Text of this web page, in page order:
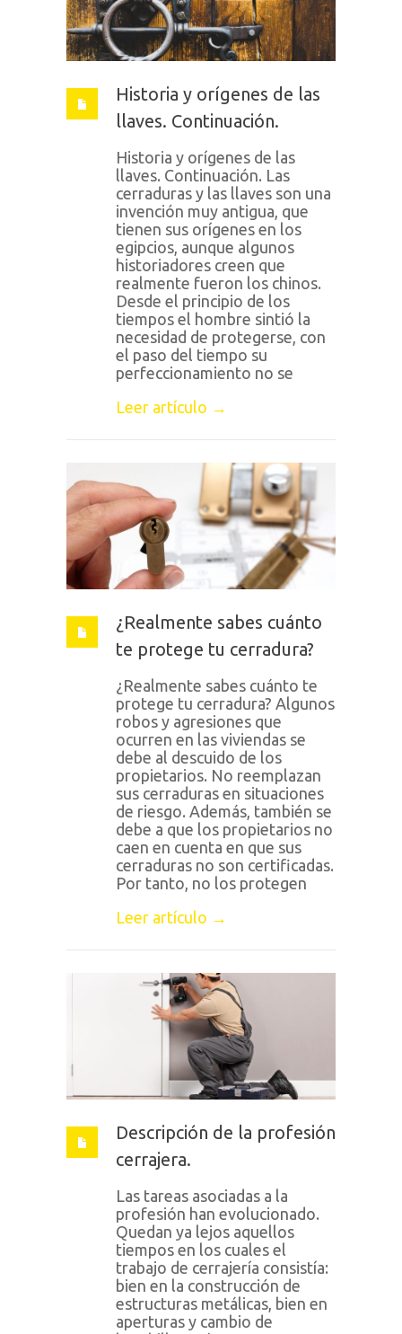
Historia y orígenes de las
llaves. Continuación.
Historia y orígenes de las
llaves. Continuación. Las
cerraduras y las llaves son una
invención muy antigua, que
tienen sus orígenes en los
egipcios, aunque algunos
historiadores creen que
realmente fueron los chinos.
Desde el principio de los
tiempos el hombre sintió la
necesidad de protegerse, con
el paso del tiempo su
perfeccionamiento no se
Leer artículo →
¿Realmente sabes cuánto
te protege tu cerradura?
¿Realmente sabes cuánto te
protege tu cerradura? Algunos
robos y agresiones que
ocurren en las viviendas se
debe al descuido de los
propietarios. No reemplazan
sus cerraduras en situaciones
de riesgo. Además, también se
debe a que los propietarios no
caen en cuenta en que sus
cerraduras no son certificadas.
Por tanto, no los protegen
Leer artículo →
Descripción de la profesión
cerrajera.
Las tareas asociadas a la
profesión han evolucionado.
Quedan ya lejos aquellos
tiempos en los cuales el
trabajo de cerrajería consistía:
bien en la construcción de
estructuras metálicas, bien en
aperturas y cambio de